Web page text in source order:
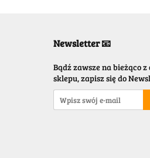
Newsletter 📧
Bądź zawsze na bieżąco
sklepu, zapisz się do